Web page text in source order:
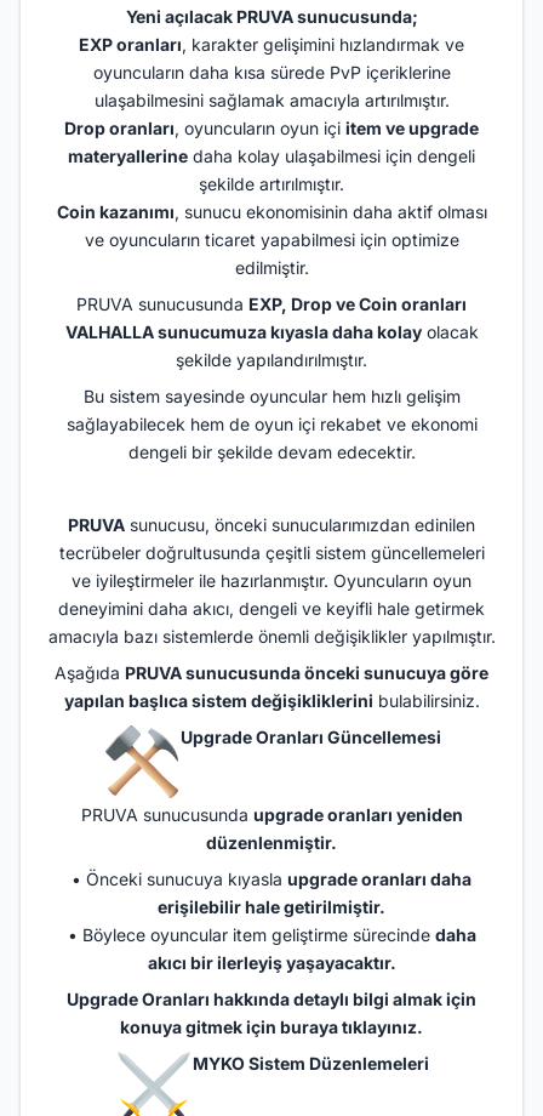
Yeni açılacak PRUVA sunucusunda;
EXP oranları, karakter gelişimini hızlandırmak ve
oyuncuların daha kısa sürede PvP içeriklerine
ulaşabilmesini sağlamak amacıyla artırılmıştır.
Drop oranları, oyuncuların oyun içi item ve upgrade
materyallerine daha kolay ulaşabilmesi için dengeli
şekilde artırılmıştır.
Coin kazanımı, sunucu ekonomisinin daha aktif olması
ve oyuncuların ticaret yapabilmesi için optimize
edilmiştir.
PRUVA sunucusunda EXP, Drop ve Coin oranları
VALHALLA sunucumuza kıyasla daha kolayolacak
şekilde yapılandırılmıştır.
Bu sistem sayesinde oyuncular hem hızlı gelişim
sağlayabilecek hem de oyun içi rekabet ve ekonomi
dengeli bir şekilde devam edecektir.
PRUVA sunucusu, önceki sunucularımızdan edinilen
tecrübeler doğrultusunda çeşitli sistem güncellemeleri
ve iyileştirmeler ile hazırlanmıştır. Oyuncuların oyun
deneyimini daha akıcı, dengeli ve keyifli hale getirmek
amacıyla bazı sistemlerde önemli değişiklikler yapılmıştır.
Aşağıda PRUVA sunucusunda önceki sunucuya göre
yapılan başlıca sistem değişikliklerini bulabilirsiniz.
Upgrade Oranları Güncellemesi
PRUVA sunucusunda upgrade oranları yeniden
düzenlenmiştir.
• Önceki sunucuya kıyasla upgrade oranları daha
erişilebilir hale getirilmiştir.
• Böylece oyuncular item geliştirme sürecinde daha
akıcı bir ilerleyiş yaşayacaktır.
Upgrade Oranları hakkında detaylı bilgi almak için
konuya gitmek için buraya tıklayınız.
MYKO Sistem Düzenlemeleri